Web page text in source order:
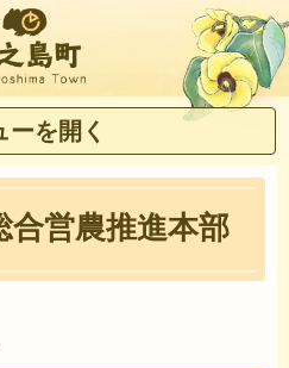
徳之島町
ーを開く
合営農推進本部